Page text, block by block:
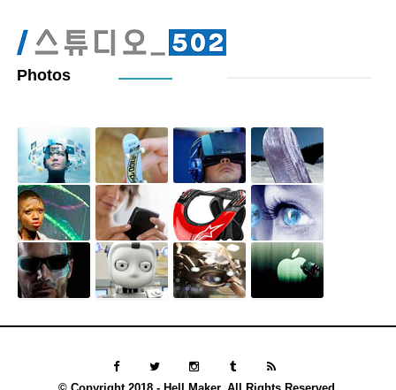
Photos